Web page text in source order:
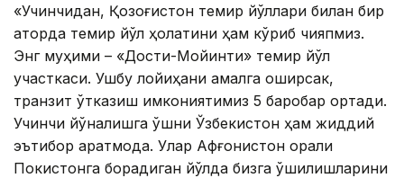
«Учинчидан, Қозоғистон темир йўллари билан бир
қаторда темир йўл ҳолатини ҳам кўриб чиқяпмиз.
Энг муҳими – «Достиқ-Мойинти» темир йўл
участкаси. Ушбу лойиҳани амалга оширсак,
транзит ўтказиш имкониятимиз 5 баробар ортади.
Учинчи йўналишга қўшни Ўзбекистон ҳам жиддий
эътибор қаратмоқда. Улар Афғонистон орқали
Покистонга борадиган йўлда бизга қўшилишларини